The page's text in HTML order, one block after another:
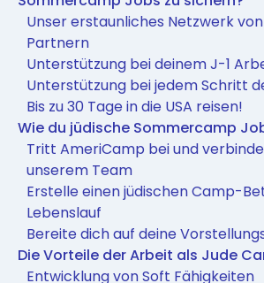
Unser erstaunliches Netzwerk
Partnern
Unterstützung bei deinem J-1
Unterstützung bei jedem Schritt
Bis zu 30 Tage in die USA reisen!
Wie du jüdische Sommercamp
Tritt AmeriCamp bei und
unserem Team
Erstelle einen jüdischen Camp-
Lebenslauf
Bereite dich auf deine
Die Vorteile der Arbeit als Jude
Entwicklung von Soft Fähigkeiten